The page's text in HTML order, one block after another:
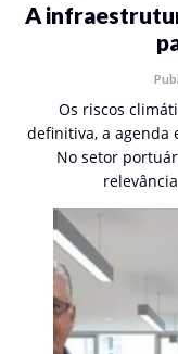
A
Os riscos
definitiva, a agenda
No setor